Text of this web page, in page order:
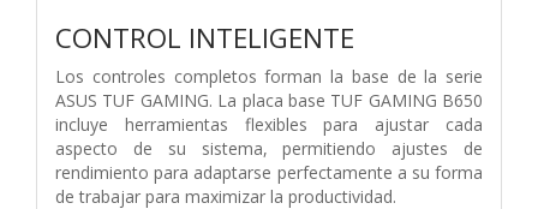
CONTROL INTELIGENTE
Los controles completos forman la base de la serie
ASUS TUF GAMING. La placa base TUF GAMING B650
incluye herramientas flexibles para ajustar cada
aspecto de su sistema, permitiendo ajustes de
rendimiento para adaptarse perfectamente a su forma
de trabajar para maximizar la productividad.